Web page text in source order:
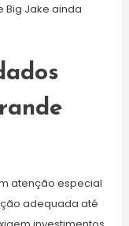
Big Jake ainda
atenção especial
adequada até